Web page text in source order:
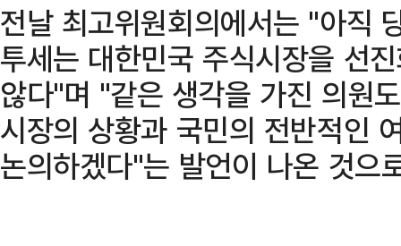
전날 최고위원회의에서는 "아직
투세는 대한민국 주식시장을 선
않다"며 "같은 생각을 가진 의원
시장의 상황과 국민의 전반적인
논의하겠다"는 발언이 나온 것으